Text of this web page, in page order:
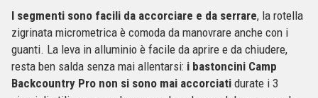
I segmenti sono facili da accorciare e da serrare, la rotella
zigrinata micrometrica è comoda da manovrare anche con i
guanti. La leva in alluminio è facile da aprire e da chiudere,
resta ben salda senza mai allentarsi: i bastoncini Camp
Backcountry Pro non si sono mai accorciati durate i 3